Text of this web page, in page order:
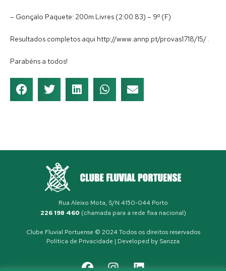
– Gonçalo Paquete: 200m Livres (2:00.83) – 9º (F)
Resultados completos aqui http://www.annp.pt/provas1718/15/ .
Parabéns a todos!
Rua Aleixo Mota, S/N 4150-044 Porto
226 198 460 (chamada para a rede fixa nacional)
Clube Fluvial Portuense © 2024 Todos os direitos reservados
Política de Privacidade | Developed by Sanzza